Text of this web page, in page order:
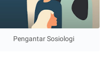
Pengantar Sosiologi